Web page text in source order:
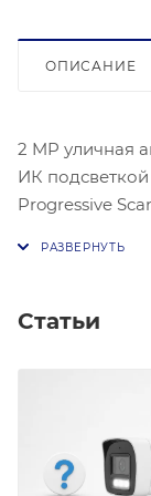
ОПИСАНИЕ
2 MP уличная
ИК
Progressive
Статьи